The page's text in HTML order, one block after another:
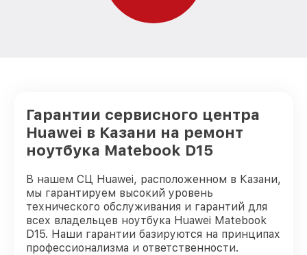
Гарантии сервисного центра
Huawei в Казани на ремонт
ноутбука Matebook D15
В нашем СЦ Huawei, расположенном в Казани,
мы гарантируем высокий уровень
технического обслуживания и гарантий для
всех владельцев ноутбука Huawei Matebook
D15. Наши гарантии базируются на принципах
профессионализма и ответственности.